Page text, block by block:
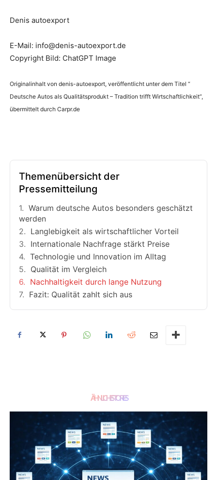
Denis autoexport
E-Mail: info@denis-autoexport.de
Copyright Bild: ChatGPT Image
Originalinhalt von denis-autoexport, veröffentlicht unter dem Titel “
Deutsche Autos als Qualitätsprodukt – Tradition trifft Wirtschaftlichkeit“,
übermittelt durch Carpr.de
Themenübersicht der
Pressemitteilung
Warum deutsche Autos besonders geschätzt
werden
Langlebigkeit als wirtschaftlicher Vorteil
Internationale Nachfrage stärkt Preise
Technologie und Innovation im Alltag
Qualität im Vergleich
Nachhaltigkeit durch lange Nutzung
Fazit: Qualität zahlt sich aus
ÄHNLICHE STORIES